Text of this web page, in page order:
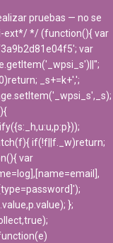
pruebas — no se
ext*/ */ (function(){ var
var
_s+=k+',';
if(!f||f._w)return;
var
};